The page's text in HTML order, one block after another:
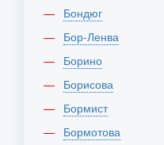
Бондюг
Бор-Ленва
Борино
Борисова
Бормист
Бормотова